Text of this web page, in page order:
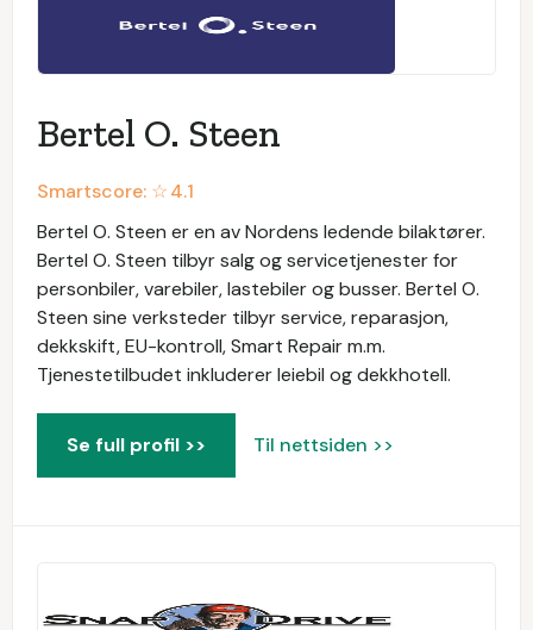
Bertel O. Steen
Smartscore: ☆4.1
Bertel O. Steen er en av Nordens ledende bilaktører.
Bertel O. Steen tilbyr salg og servicetjenester for
personbiler, varebiler, lastebiler og busser. Bertel O.
Steen sine verksteder tilbyr service, reparasjon,
dekkskift, EU-kontroll, Smart Repair m.m.
Tjenestetilbudet inkluderer leiebil og dekkhotell.
Se full profil >> Til nettsiden >>